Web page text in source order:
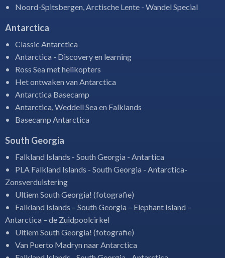
Noord-Spitsbergen, Arctische Lente - Wandel Special
Antarctica
Classic Antarctica
Antarctica - Discovery en learning
Ross Sea met helikopters
Het ontwaken van Antarctica
Antarctica Basecamp
Antarctica, Weddell Sea en Falklands
Basecamp Antarctica
South Georgia
Falkland Islands - South Georgia - Antartica
PLA Falkland Islands - South Georgia - Antarctica-
Zonsverduistering
Ultiem South Georgia! (fotografie)
Falkland Islands – South Georgia – Elephant Island –
Antarctica – de Zuidpoolcirkel
Ultiem South Georgia! (fotografie)
Van Puerto Madryn naar Antarctica